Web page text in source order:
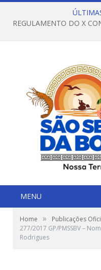
MENU
Home » Publicações
277/2017 GP/PMSSBV –
Rodrigues